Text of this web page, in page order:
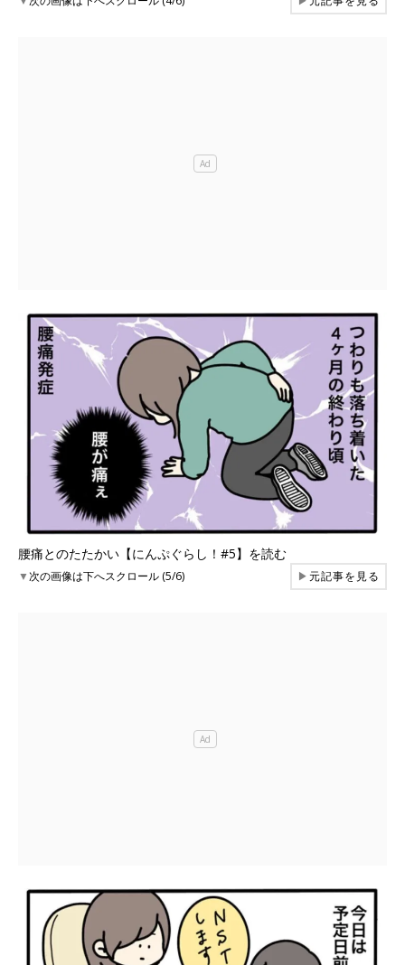
腰痛とのたたかい【にんぷぐらし！#5】を読む
▼次の画像は下へスクロール (5/6) ▶元記事を見る